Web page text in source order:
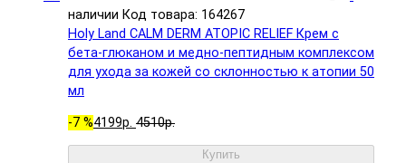
наличии Код товара: 164267
Holy Land CALM DERM ATOPIC RELIEF Крем с
бета-глюканом и медно-пептидным комплексом
для ухода за кожей со склонностью к атопии 50
мл
-7 %4199р. 4510р.
Купить